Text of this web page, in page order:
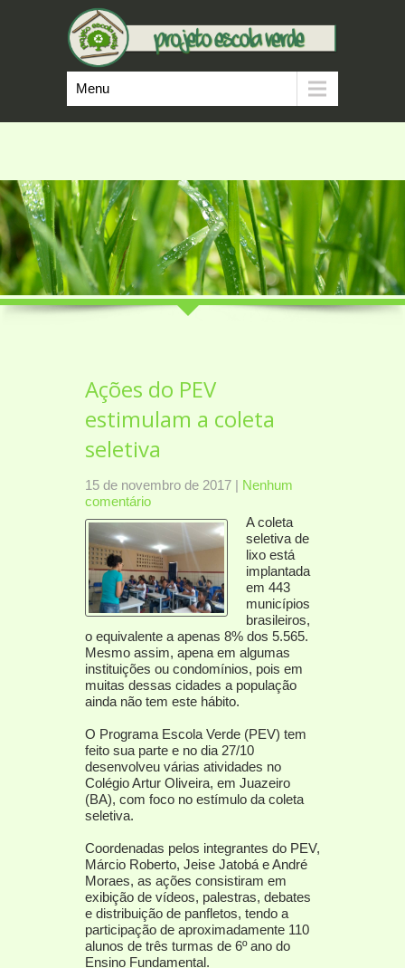
Menu
Ações do PEV
estimulam a coleta
seletiva
15 de novembro de 2017 | Nenhum
comentário
A coleta
seletiva de
lixo está
implantada
em 443
municípios
brasileiros,
o equivalente a apenas 8% dos 5.565.
Mesmo assim, apena em algumas
instituições ou condomínios, pois em
muitas dessas cidades a população
ainda não tem este hábito.
O Programa Escola Verde (PEV) tem
feito sua parte e no dia 27/10
desenvolveu várias atividades no
Colégio Artur Oliveira, em Juazeiro
(BA), com foco no estímulo da coleta
seletiva.
Coordenadas pelos integrantes do PEV,
Márcio Roberto, Jeise Jatobá e André
Moraes, as ações consistiram em
exibição de vídeos, palestras, debates
e distribuição de panfletos, tendo a
participação de aproximadamente 110
alunos de três turmas de 6º ano do
Ensino Fundamental.